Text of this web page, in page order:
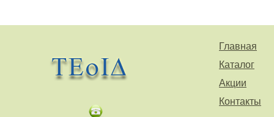
Главная
Каталог
Акции
Контакты